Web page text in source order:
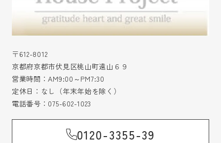
〒612-8012
京都府京都市伏見区桃山町遠山６９
営業時間：AM9:00～PM7:30
定休日：なし（年末年始を除く）
電話番号： 075-602-1023
0120-3355-39